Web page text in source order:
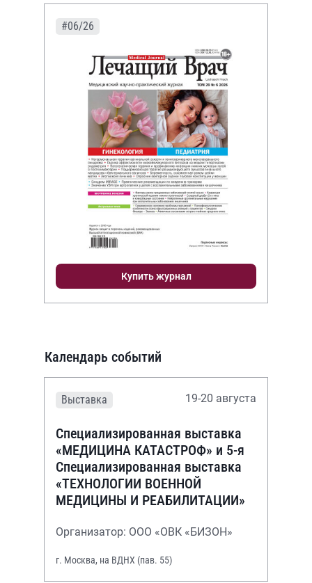
#06/26
Купить журнал
Календарь событий
Выставка 19-20 августа
Специализированная выставка
«МЕДИЦИНА КАТАСТРОФ» и 5-я
Специализированная выставка
«ТЕХНОЛОГИИ ВОЕННОЙ
МЕДИЦИНЫ И РЕАБИЛИТАЦИИ»
Организатор: ООО «ОВК «БИЗОН»
г. Москва, на ВДНХ (пав. 55)